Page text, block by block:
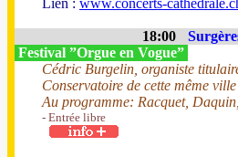
Lien : www.concerts-
18:00
Festival ”Orgue en Vogue”
Cédric Burgelin, organiste
Conservatoire de cette même ville
Au programme: Racquet,
- Entrée libre